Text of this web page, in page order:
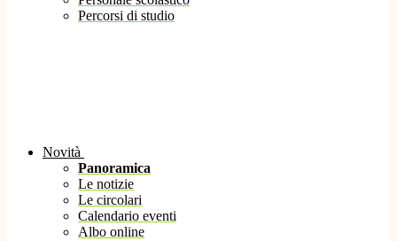
Percorsi di studio
Novità
Panoramica
Le notizie
Le circolari
Calendario eventi
Albo online